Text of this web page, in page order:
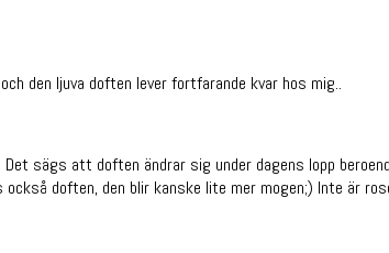
och den ljuva doften lever fortfarande kvar hos mig..
sägs att doften ändrar sig under dagens lopp
doften, den blir kanske lite mer mogen;) Inte är